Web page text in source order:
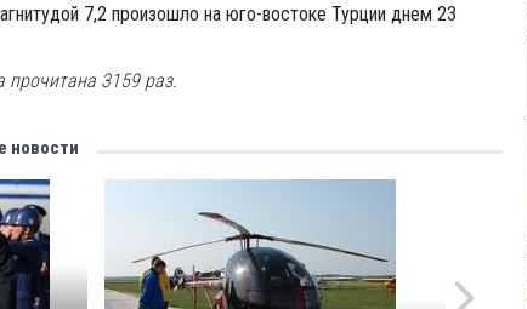
7,2 произошло на юго-востоке Турции днем 23
прочитана 3159 раз.